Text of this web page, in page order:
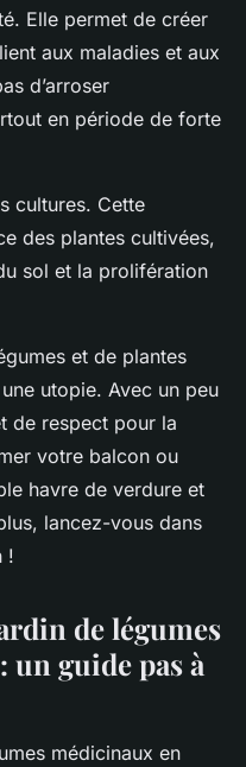
Elle permet de créer
aux maladies et aux
d’arroser
en période de forte
cultures. Cette
des plantes cultivées,
sol et la prolifération
et de plantes
utopie. Avec un peu
de respect pour la
votre balcon ou
havre de verdure et
lancez-vous dans
!
de légumes
guide pas à
médicinaux en